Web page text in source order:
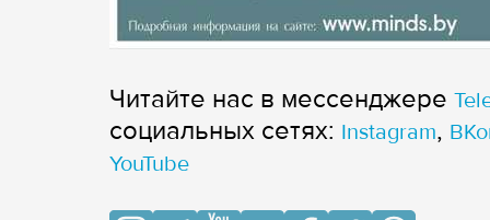
Читайте нас в мессенджере
cоциальных сетях: Instagram,
YouTube